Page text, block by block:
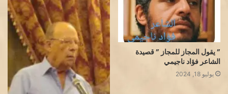
” يقول المجاز للمجاز ” قصيدة
الشاعر فؤاد ناجيمي
يوليو 18, 2024